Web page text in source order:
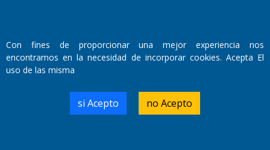
Primera edición: Domingo 3 de Mayo de 1992
Miembro de ADIRA,ADEPA y CPPAL
Propietario: El Diario SRL
Walter René Goñi
Con fines de proporcionar una mejor experiencia nos
encontramos en la necesidad de incorporar cookies. Acepta El
uso de las misma
si Acepto no Acepto